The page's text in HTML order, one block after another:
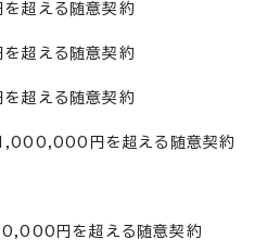
超える随意契約
超える随意契約
超える随意契約
1,000,000円を超える随意契約
円を超える随意契約